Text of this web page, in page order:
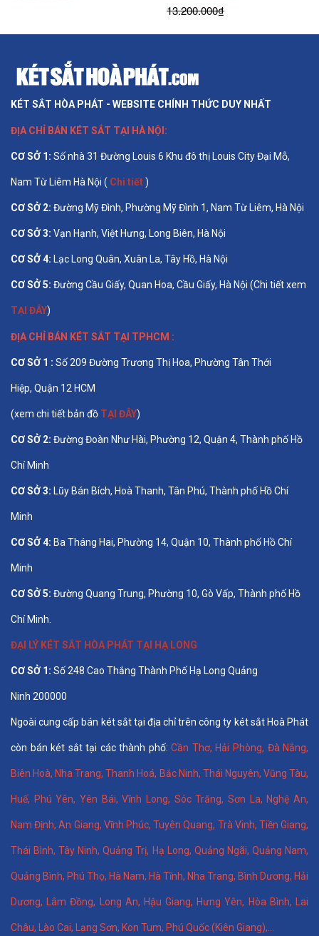
13.200.000₫
KÉT SẮT HÒA PHÁT - WEBSITE CHÍNH THỨC DUY NHẤT
ĐỊA CHỈ BÁN KÉT SẮT TẠI HÀ NỘI :
CƠ SỞ 1: Số nhà 31 Đường Louis 6 Khu đô thị Louis City Đại Mỗ,
Nam Từ Liêm Hà Nội ( Chi tiết)
CƠ SỞ 2: Đường Mỹ Đình, Phường Mỹ Đình 1, Nam Từ Liêm, Hà Nội
CƠ SỞ 3: Vạn Hạnh, Việt Hưng, Long Biên, Hà Nội
CƠ SỞ 4: Lạc Long Quân, Xuân La, Tây Hồ, Hà Nội
CƠ SỞ 5: Đường Cầu Giấy, Quan Hoa, Cầu Giấy, Hà Nội (Chi tiết xem
TẠI ĐÂY)
ĐỊA CHỈ BÁN KÉT SẮT TẠI TPHCM :
CƠ SỞ 1 : Số 209 Đường Trương Thị Hoa, Phường Tân Thới
Hiệp, Quận 12 HCM
(xem chi tiết bản đồ TẠI ĐÂY)
CƠ SỞ 2: Đường Đoàn Như Hài, Phường 12, Quận 4, Thành phố Hồ
Chí Minh
CƠ SỞ 3: Lũy Bán Bích, Hoà Thanh, Tân Phú, Thành phố Hồ Chí
Minh
CƠ SỞ 4: Ba Tháng Hai, Phường 14, Quận 10, Thành phố Hồ Chí
Minh
CƠ SỞ 5: Đường Quang Trung, Phường 10, Gò Vấp, Thành phố Hồ
Chí Minh.
ĐẠI LÝ KÉT SẮT HÒA PHÁT TẠI HẠ LONG
CƠ SỞ 1: Số 248 Cao Thắng Thành Phố Hạ Long Quảng
Ninh 200000
Ngoài cung cấp bán két sắt tại địa chỉ trên công ty két sắt Hoà Phát
còn bán két sắt tại các thành phố:Cần Thơ, Hải Phòng, Đà Nẵng,
Biên Hoà, Nha Trang,Thanh Hoá, Bắc Ninh, Thái Nguyên, Vũng Tàu,
Huế, Phú Yên,Yên Bái,Vĩnh Long, Sóc Trăng,Sơn La, Nghệ An,
Nam Định,An Giang, Vĩnh Phúc,Tuyên Quang, Trà Vinh, Tiền Giang,
Thái Bình,Tây Ninh,Quảng Trị, Hạ Long, Quảng Ngãi, Quảng Nam,
Quảng Bình, Phú Thọ, Hà Nam, Hà Tĩnh, Nha Trang, Bình Dương, Hải
Dương, Lâm Đồng, Long An, Hậu Giang, Hưng Yên, Hòa Bình, Lai
Châu, Lào Cai, Lạng Sơn, Kon Tum, Phú Quốc (Kiên Giang),...